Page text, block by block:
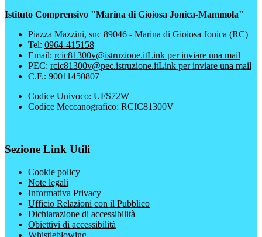
Istituto Comprensivo "Marina di Gioiosa Jonica-Mammola"
Piazza Mazzini, snc 89046 - Marina di Gioiosa Jonica (RC)
Tel: 0964-415158
Email: rcic81300v@istruzione.itLink per inviare una mail
PEC: rcic81300v@pec.istruzione.itLink per inviare una mail
C.F.: 90011450807
Codice Univoco: UFS72W
Codice Meccanografico: RCIC81300V
Sezione Link Utili
Cookie policy
Note legali
Informativa Privacy
Ufficio Relazioni con il Pubblico
Dichiarazione di accessibilità
Obiettivi di accessibilità
Whistleblowing